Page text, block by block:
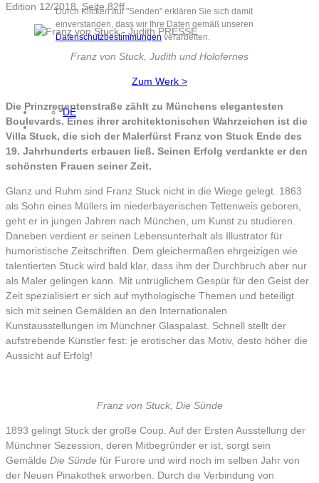
Durch Klicken auf "Senden" erklären Sie sich damit
einverstanden, dass wir Ihre Daten gemäß unseren
Datenschutzbestimmungen verarbeiten.
DE
Edition 12/2018, Seite 82ff
Franz von Stuck, Judith und Holofernes
Zum Werk >
Die Prinzregentenstraße zählt zu Münchens elegantesten
Boulevards. Eines ihrer architektonischen Wahrzeichen ist die
Villa Stuck, die sich der Malerfürst Franz von Stuck Ende des
19. Jahrhunderts erbauen ließ. Seinen Erfolg verdankte er den
schönsten Frauen seiner Zeit.
Glanz und Ruhm sind Franz Stuck nicht in die Wiege gelegt. 1863
als Sohn eines Müllers im niederbayerischen Tettenweis geboren,
geht er in jungen Jahren nach München, um Kunst zu studieren.
Daneben verdient er seinen Lebensunterhalt als Illustrator für
humoristische Zeitschriften. Dem gleichermaßen ehrgeizigen wie
talentierten Stuck wird bald klar, dass ihm der Durchbruch aber nur
als Maler gelingen kann. Mit untrüglichem Gespür für den Geist der
Zeit spezialisiert er sich auf mythologische Themen und beteiligt
sich mit seinen Gemälden an den Internationalen
Kunstausstellungen im Münchner Glaspalast. Schnell stellt der
aufstrebende Künstler fest: je erotischer das Motiv, desto höher die
Aussicht auf Erfolg!
Franz von Stuck, Die Sünde
1893 gelingt Stuck der große Coup. Auf der Ersten Ausstellung der
Münchner Sezession, deren Mitbegründer er ist, sorgt sein
Gemälde Die Sünde für Furore und wird noch im selben Jahr von
der Neuen Pinakothek erworben. Durch die Verbindung von